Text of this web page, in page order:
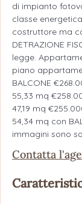
di impianto
classe
costruttore ma
DETRAZIONE
legge.
piano
BALCONE
55,33 mq
47,19 mq
54,34 mq con
immagini sono
Contatta